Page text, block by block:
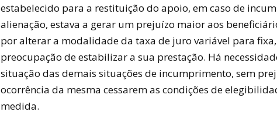
estabelecido para a restituição do apoio, em caso de
alienação, estava a gerar um prejuízo maior aos
por alterar a modalidade da taxa de juro variável para
preocupação de estabilizar a sua prestação. Há
situação das demais situações de incumprimento, sem
ocorrência da mesma cessarem as condições de
medida.